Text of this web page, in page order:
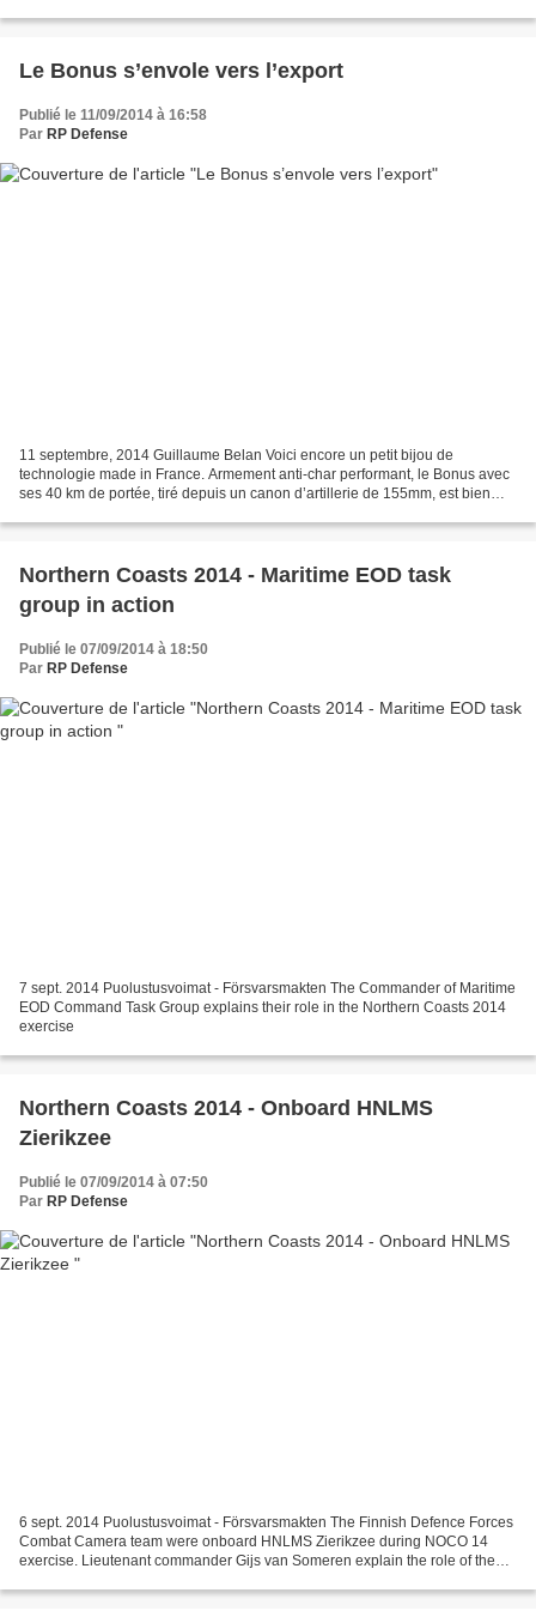
Le Bonus s’envole vers l’export
Publié le 11/09/2014 à 16:58
Par RP Defense
11 septembre, 2014 Guillaume Belan Voici encore un petit bijou de
technologie made in France. Armement anti-char performant, le Bonus avec
ses 40 km de portée, tiré depuis un canon d’artillerie de 155mm, est bien
Northern Coasts 2014 - Maritime EOD task
group in action
Publié le 07/09/2014 à 18:50
Par RP Defense
7 sept. 2014 Puolustusvoimat - Försvarsmakten The Commander of Maritime
EOD Command Task Group explains their role in the Northern Coasts 2014
exercise
Northern Coasts 2014 - Onboard HNLMS
Zierikzee
Publié le 07/09/2014 à 07:50
Par RP Defense
6 sept. 2014 Puolustusvoimat - Försvarsmakten The Finnish Defence Forces
Combat Camera team were onboard HNLMS Zierikzee during NOCO 14
exercise. Lieutenant commander Gijs van Someren explain the role of the